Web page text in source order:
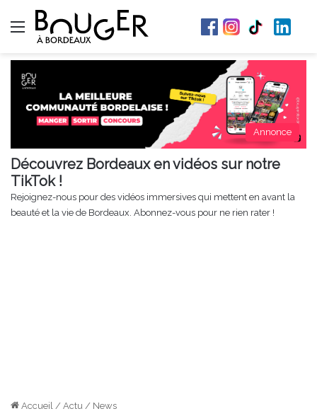
Menu
Annonce
Découvrez Bordeaux en vidéos sur notre
TikTok !
Rejoignez-nous pour des vidéos immersives qui mettent en avant la
beauté et la vie de Bordeaux. Abonnez-vous pour ne rien rater !
Accueil / Actu / News